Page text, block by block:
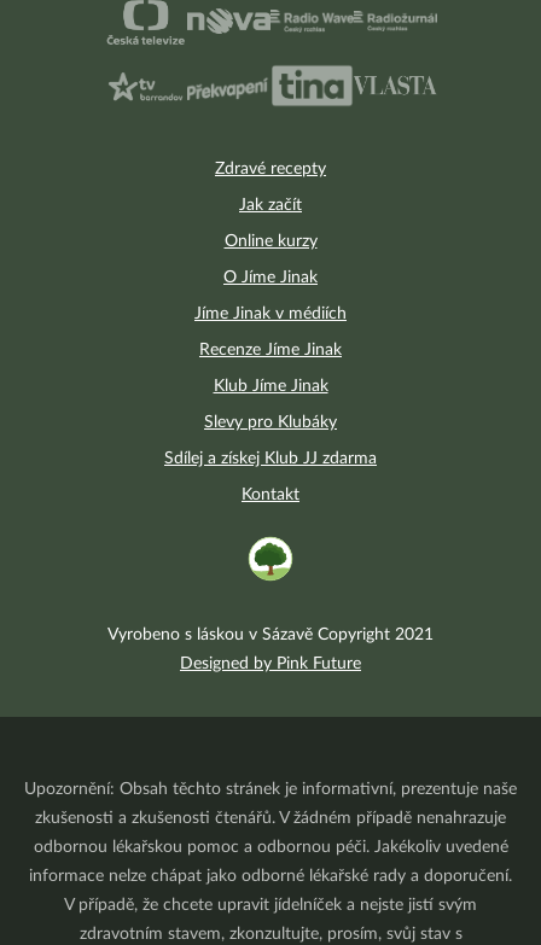
Zdravé recepty
Jak začít
Online kurzy
O Jíme Jinak
Jíme Jinak v médiích
Recenze Jíme Jinak
Klub Jíme Jinak
Slevy pro Klubáky
Sdílej a získej Klub JJ zdarma
Kontakt
Vyrobeno s láskou v Sázavě Copyright 2021
Designed by Pink Future
Upozornění: Obsah těchto stránek je informativní, prezentuje naše
zkušenosti a zkušenosti čtenářů. V žádném případě nenahrazuje
odbornou lékařskou pomoc a odbornou péči. Jakékoliv uvedené
informace nelze chápat jako odborné lékařské rady a doporučení.
V případě, že chcete upravit jídelníček a nejste jistí svým
zdravotním stavem, zkonzultujte, prosím, svůj stav s